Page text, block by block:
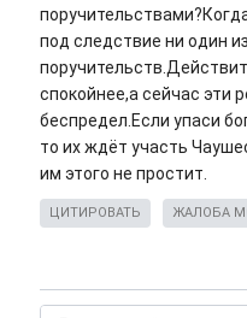
под следствие ни один
спокойнее,а сейчас эти
беспредел.Если упаси
то их ждёт участь
им этого не простит.
ЦИТИРОВАТЬ ЖАЛОБА